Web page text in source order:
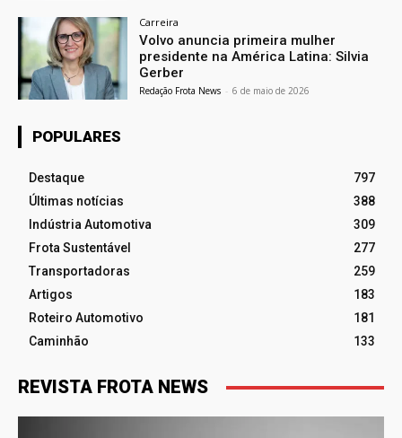
Carreira
Volvo anuncia primeira mulher
presidente na América Latina: Silvia
Gerber
Redação Frota News - 6 de maio de 2026
POPULARES
Destaque
797
Últimas notícias
388
Indústria Automotiva
309
Frota Sustentável
277
Transportadoras
259
Artigos
183
Roteiro Automotivo
181
Caminhão
133
REVISTA FROTA NEWS